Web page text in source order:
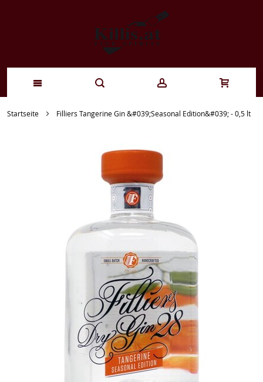
Zum
Startseite Filliers Tangerine Gin &#039;Seasonal Edition&#039; - 0,5 lt